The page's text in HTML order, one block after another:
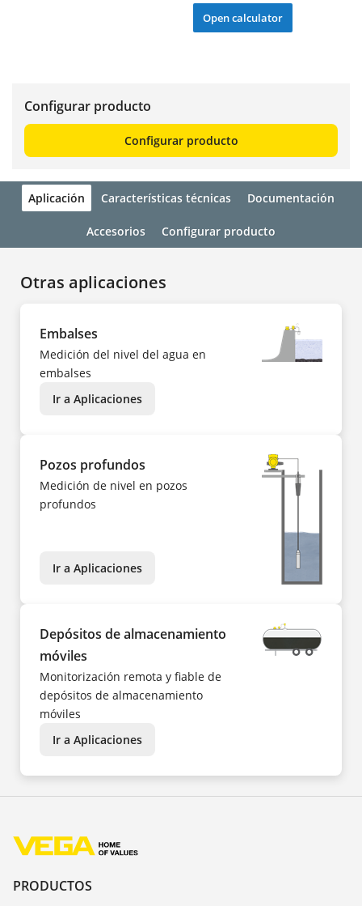
Open calculator
Configurar producto
Configurar producto
Aplicación Características técnicas Documentación
Accesorios Configurar producto
Otras aplicaciones
Embalses
Medición del nivel del agua en
embalses
Ir a Aplicaciones
Pozos profundos
Medición de nivel en pozos
profundos
Ir a Aplicaciones
Depósitos de almacenamiento
móviles
Monitorización remota y fiable de
depósitos de almacenamiento
móviles
Ir a Aplicaciones
PRODUCTOS